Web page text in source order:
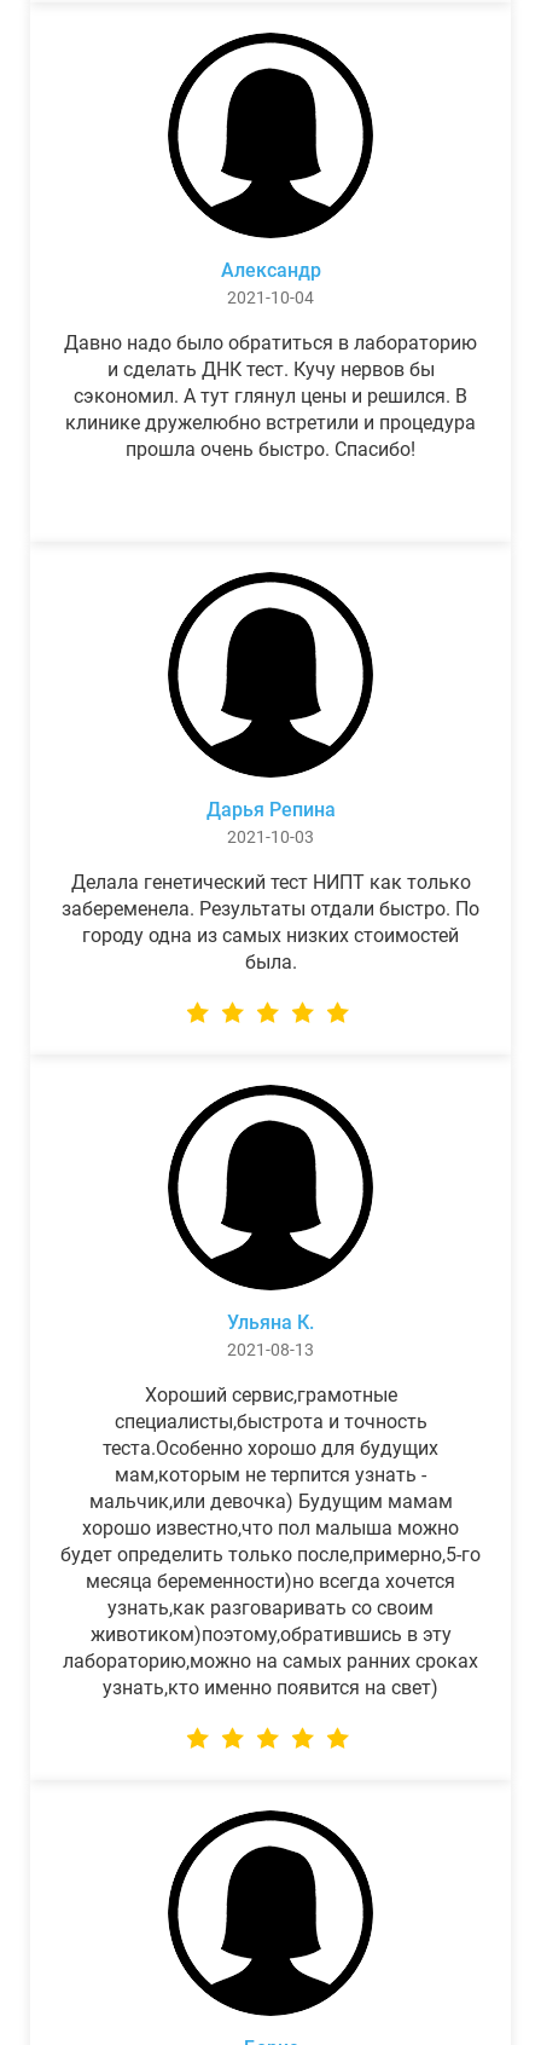
Александр
2021-10-04
Давно надо было обратиться в лабораторию
и сделать ДНК тест. Кучу нервов бы
сэкономил. А тут глянул цены и решился. В
клинике дружелюбно встретили и процедура
прошла очень быстро. Спасибо!
Дарья Репина
2021-10-03
Делала генетический тест НИПТ как только
забеременела. Результаты отдали быстро. По
городу одна из самых низких стоимостей
была.
Ульяна К.
2021-08-13
Хороший сервис,грамотные
специалисты,быстрота и точность
теста.Особенно хорошо для будущих
мам,которым не терпится узнать -
мальчик,или девочка) Будущим мамам
хорошо известно,что пол малыша можно
будет определить только после,примерно,5-го
месяца беременности)но всегда хочется
узнать,как разговаривать со своим
животиком)поэтому,обратившись в эту
лабораторию,можно на самых ранних сроках
узнать,кто именно появится на свет)